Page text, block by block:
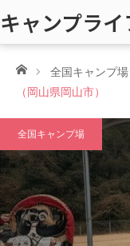
キャンプラ
ホーム全国キャンプ場
（岡山県岡山市）
全国キャンプ場